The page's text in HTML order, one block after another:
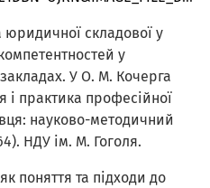
складової у
у
У О. М. Кочерга
і практика професійної
науково-методичний
НДУ ім. М. Гоголя.
поняття та підходи до